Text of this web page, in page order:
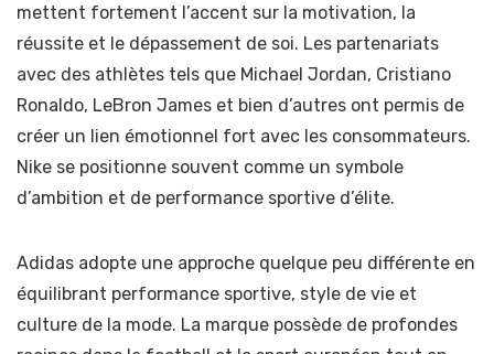
mettent fortement l’accent sur la motivation, la
réussite et le dépassement de soi. Les partenariats
avec des athlètes tels que Michael Jordan, Cristiano
Ronaldo, LeBron James et bien d’autres ont permis de
créer un lien émotionnel fort avec les consommateurs.
Nike se positionne souvent comme un symbole
d’ambition et de performance sportive d’élite.
Adidas adopte une approche quelque peu différente en
équilibrant performance sportive, style de vie et
culture de la mode. La marque possède de profondes